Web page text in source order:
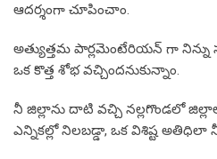
ఆదర్శంగా చూపించాం.
అత్యుత్తమ పార్లమెంటేరియన్ గా నిన్ను
ఒక కొత్త శోభ వచ్చిందనుకున్నాం.
నీ జిల్లాను దాటి వచ్చి నల్లగొండలో
ఎన్నికల్లో నిలబడ్డా, ఒక విశిష్ట అతిధిలా